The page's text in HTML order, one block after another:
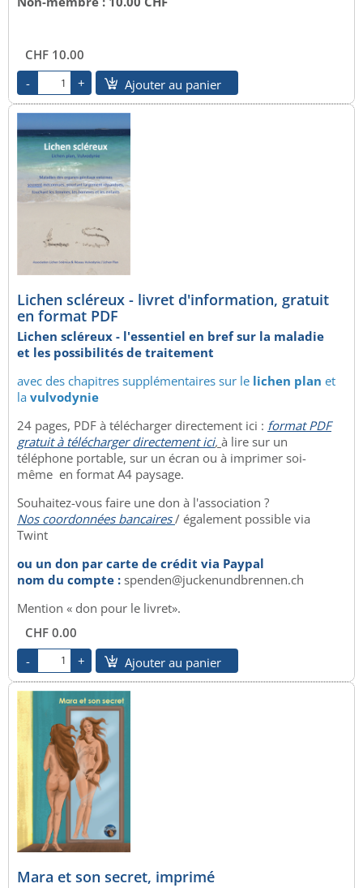
CHF 10.00
Ajouter au panier
Lichen scléreux - livret d'information, gratuit
en format PDF
Lichen scléreux - l'essentiel en bref sur la maladie
et les possibilités de traitement
avec des chapitres supplémentaires sur le lichen plan et
la vulvodynie
24 pages, PDF à télécharger directement ici : format PDF
gratuit à télécharger directement ici, à lire sur un
téléphone portable, sur un écran ou à imprimer soi-
même en format A4 paysage.
Souhaitez-vous faire une don à l'association ?
Nos coordonnées bancaires/ également possible via
Twint
ou un don par carte de crédit via Paypal
nom du compte : spenden@juckenundbrennen.ch
Mention « don pour le livret».
CHF 0.00
Ajouter au panier
Mara et son secret, imprimé